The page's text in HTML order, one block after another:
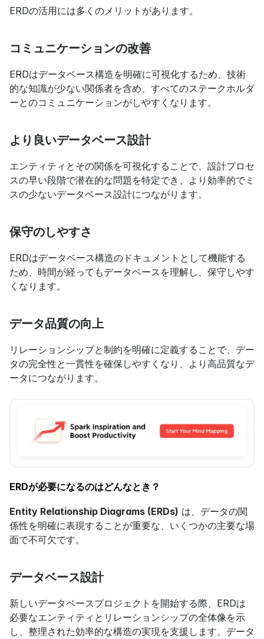
ERDの活用には多くのメリットがあります。
コミュニケーションの改善
ERDはデータベース構造を明確に可視化するため、技術
的な知識が少ない関係者を含め、すべてのステークホルダ
ーとのコミュニケーションがしやすくなります。
より良いデータベース設計
エンティティとその関係を可視化することで、設計プロセ
スの早い段階で潜在的な問題を特定でき、より効率的でミ
スの少ないデータベース設計につながります。
保守のしやすさ
ERDはデータベース構造のドキュメントとして機能する
ため、時間が経ってもデータベースを理解し、保守しやす
くなります。
データ品質の向上
リレーションシップと制約を明確に定義することで、デー
タの完全性と一貫性を確保しやすくなり、より高品質なデ
ータにつながります。
ERDが必要になるのはどんなとき？
Entity Relationship Diagrams (ERDs) は、データの関
係性を明確に表現することが重要な、いくつかの主要な場
面で不可欠です。
データベース設計
新しいデータベースプロジェクトを開始する際、ERDは
必要なエンティティとリレーションシップの全体像を示
し、整理された効率的な構造の実現を支援します。データ